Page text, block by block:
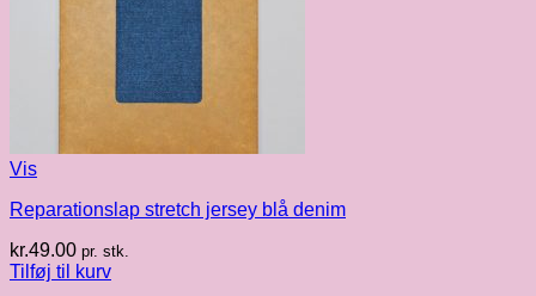
Vis
Reparationslap stretch jersey blå denim
kr.49.00 pr. stk.
Tilføj til kurv